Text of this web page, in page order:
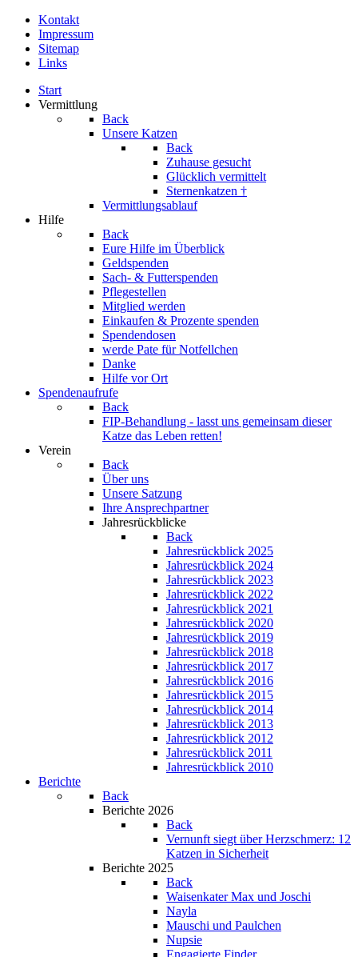
Kontakt
Impressum
Sitemap
Links
Start
Vermittlung
Back
Unsere Katzen
Back
Zuhause gesucht
Glücklich vermittelt
Sternenkatzen †
Vermittlungsablauf
Hilfe
Back
Eure Hilfe im Überblick
Geldspenden
Sach- & Futterspenden
Pflegestellen
Mitglied werden
Einkaufen & Prozente spenden
Spendendosen
werde Pate für Notfellchen
Danke
Hilfe vor Ort
Spendenaufrufe
Back
FIP-Behandlung - lasst uns gemeinsam dieser
Katze das Leben retten!
Verein
Back
Über uns
Unsere Satzung
Ihre Ansprechpartner
Jahresrückblicke
Back
Jahresrückblick 2025
Jahresrückblick 2024
Jahresrückblick 2023
Jahresrückblick 2022
Jahresrückblick 2021
Jahresrückblick 2020
Jahresrückblick 2019
Jahresrückblick 2018
Jahresrückblick 2017
Jahresrückblick 2016
Jahresrückblick 2015
Jahresrückblick 2014
Jahresrückblick 2013
Jahresrückblick 2012
Jahresrückblick 2011
Jahresrückblick 2010
Berichte
Back
Berichte 2026
Back
Vernunft siegt über Herzschmerz: 12
Katzen in Sicherheit
Berichte 2025
Back
Waisenkater Max und Joschi
Nayla
Mauschi und Paulchen
Nupsie
Engagierte Finder